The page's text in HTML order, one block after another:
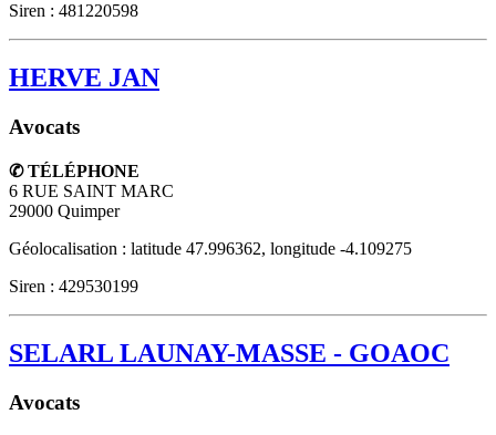
Siren : 481220598
HERVE JAN
Avocats
✆ TÉLÉPHONE
6 RUE SAINT MARC
29000 Quimper
Géolocalisation : latitude 47.996362, longitude -4.109275
Siren : 429530199
SELARL LAUNAY-MASSE - GOAOC
Avocats